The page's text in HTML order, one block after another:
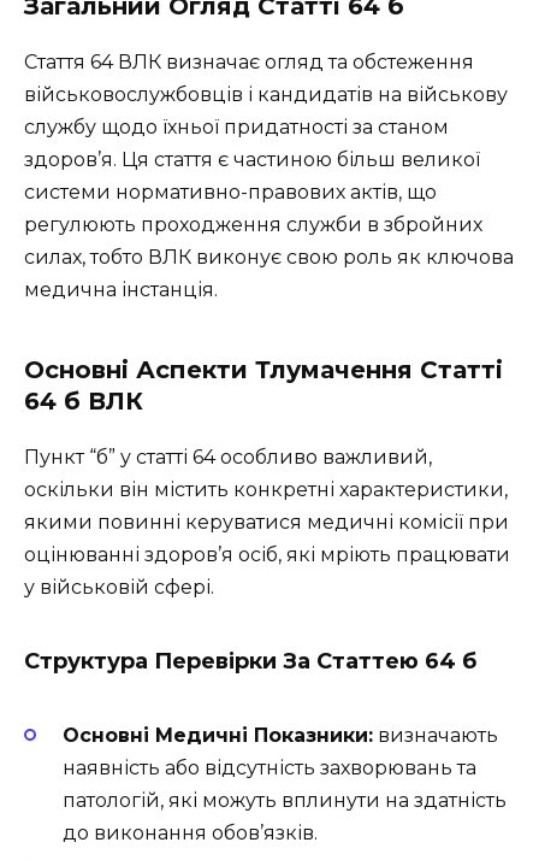
Загальний Огляд Статті 64 б
Стаття 64 ВЛК визначає огляд та обстеження
військовослужбовців і кандидатів на військову
службу щодо їхньої придатності за станом
здоров’я. Ця стаття є частиною більш великої
системи нормативно-правових актів, що
регулюють проходження служби в збройних
силах, тобто ВЛК виконує свою роль як ключова
медична інстанція.
Основні Аспекти Тлумачення Статті
64 б ВЛК
Пункт “б” у статті 64 особливо важливий,
оскільки він містить конкретні характеристики,
якими повинні керуватися медичні комісії при
оцінюванні здоров’я осіб, які мріють працювати
у військовій сфері.
Структура Перевірки За Статтею 64 б
Основні Медичні Показники: визначають
наявність або відсутність захворювань та
патологій, які можуть вплинути на здатність
до виконання обов’язків.